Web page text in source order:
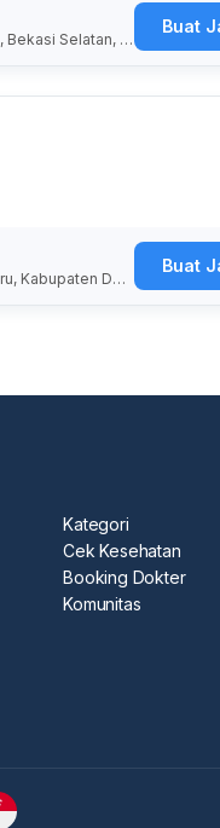
Bekasi Selatan, K
Buat
Kabupaten Deli
Buat
Kategori
Cek Kesehatan
Booking Dokter
Komunitas